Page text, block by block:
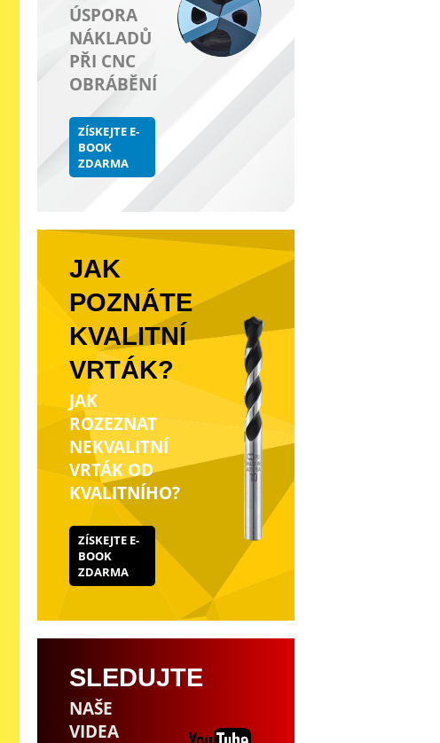
ÚSPORA
NÁKLADŮ
PŘI CNC
OBRÁBĚNÍ
ZÍSKEJTE E-
BOOK
ZDARMA
JAK
POZNÁTE
KVALITNÍ
VRTÁK?
JAK
ROZEZNAT
NEKVALITNÍ
VRTÁK OD
KVALITNÍHO?
ZÍSKEJTE E-
BOOK
ZDARMA
SLEDUJTE
NAŠE
VIDEA